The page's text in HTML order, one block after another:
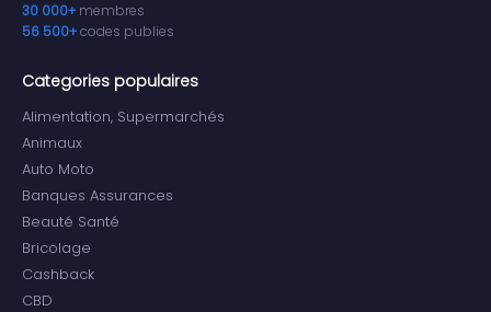
30 000+ membres
56 500+codes publies
Categories populaires
Alimentation, Supermarchés
Animaux
Auto Moto
Banques Assurances
Beauté Santé
Bricolage
Cashback
CBD